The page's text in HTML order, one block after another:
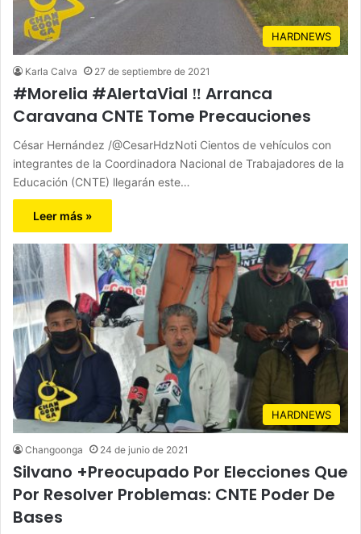
HARDNEWS
Karla Calva 27 de septiembre de 2021
#Morelia #AlertaVial ‼️ Arranca
Caravana CNTE Tome Precauciones
César Hernández /@CesarHdzNoti Cientos de vehículos con
integrantes de la Coordinadora Nacional de Trabajadores de la
Educación (CNTE) llegarán este…
Leer más »
HARDNEWS
Changoonga 24 de junio de 2021
Silvano +Preocupado Por Elecciones Que
Por Resolver Problemas: CNTE Poder De
Bases